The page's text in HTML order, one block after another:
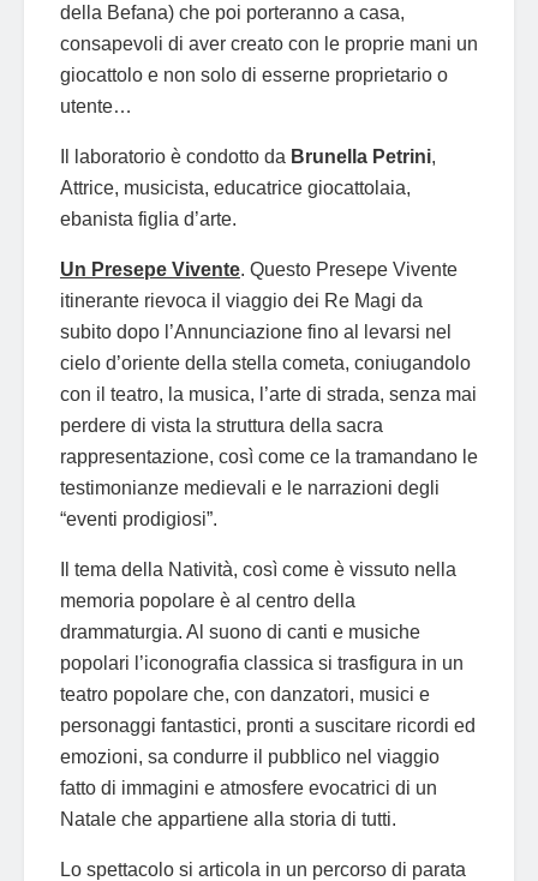
della Befana) che poi porteranno a casa,
consapevoli di aver creato con le proprie mani un
giocattolo e non solo di esserne proprietario o
utente…
Il laboratorio è condotto da Brunella Petrini,
Attrice, musicista, educatrice giocattolaia,
ebanista figlia d’arte.
Un Presepe Vivente. Questo Presepe Vivente
itinerante rievoca il viaggio dei Re Magi da
subito dopo l’Annunciazione fino al levarsi nel
cielo d’oriente della stella cometa, coniugandolo
con il teatro, la musica, l’arte di strada, senza mai
perdere di vista la struttura della sacra
rappresentazione, così come ce la tramandano le
testimonianze medievali e le narrazioni degli
“eventi prodigiosi”.
Il tema della Natività, così come è vissuto nella
memoria popolare è al centro della
drammaturgia. Al suono di canti e musiche
popolari l’iconografia classica si trasfigura in un
teatro popolare che, con danzatori, musici e
personaggi fantastici, pronti a suscitare ricordi ed
emozioni, sa condurre il pubblico nel viaggio
fatto di immagini e atmosfere evocatrici di un
Natale che appartiene alla storia di tutti.
Lo spettacolo si articola in un percorso di parata